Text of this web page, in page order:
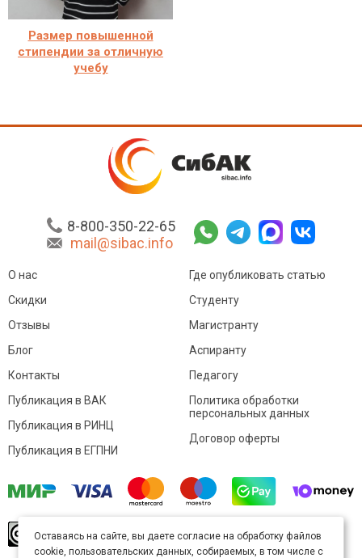
Размер повышенной
стипендии за отличную
учебу
8-800-350-22-65
mail@sibac.info
О нас
Скидки
Отзывы
Блог
Контакты
Где опубликовать статью
Студенту
Магистранту
Аспиранту
Педагогу
Публикация в ВАК
Публикация в РИНЦ
Публикация в ЕГПНИ
Политика обработки
персональных данных
Договор оферты
произведение доступно полицензии Creative
Commons «Attribution» («Атрибуция») 4.0
Оставаясь на сайте, вы даете согласие на обработку файлов
cookie, пользовательских данных, собираемых, в том числе с